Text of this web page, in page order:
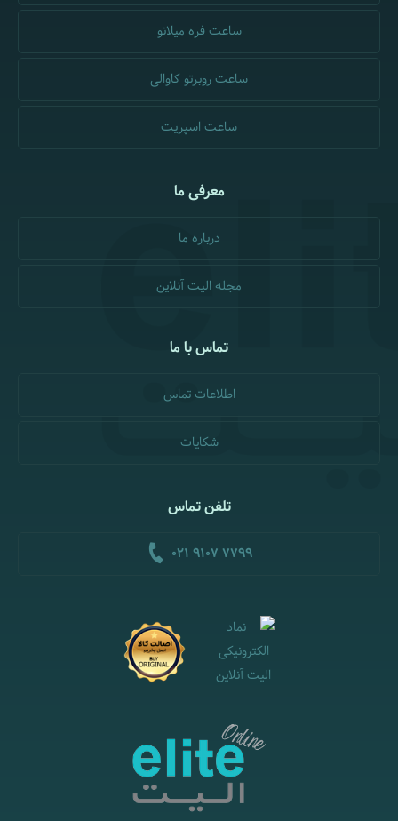
ساعت فره میلانو
ساعت روبرتو کاوالی
ساعت اسپریت
معرفی ما
درباره ما
مجله الیت آنلاین
تماس با ما
اطلاعات تماس
شکایات
تلفن تماس
021 9107 7799